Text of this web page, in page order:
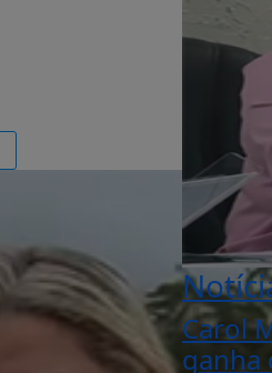
Carol
ganha